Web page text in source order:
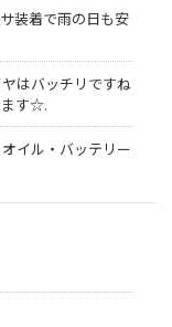
装着で雨の日も安
はバッチリですね
す☆.
イル・バッテリー